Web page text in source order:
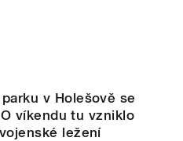
v Holešově se
víkendu tu vzniklo
ležení